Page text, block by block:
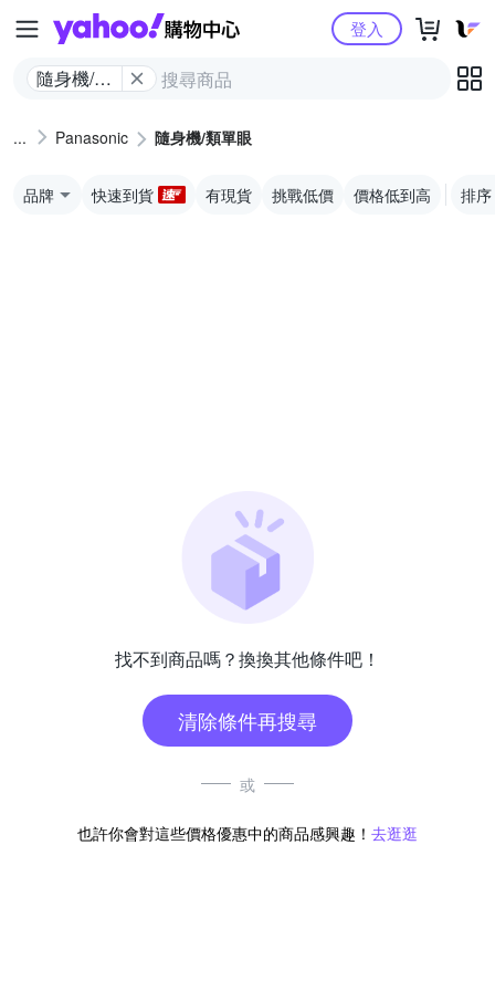
Yahoo購物中心
隨身機/類
登入
Panasonic 隨身機/類單眼
品牌 快速到貨 有現貨 挑戰低價 價格低到高 排序
找不到商品嗎？換換其他條件吧！
清除條件再搜尋
或
也許你會對這些價格優惠中的商品感興趣！ 去逛逛